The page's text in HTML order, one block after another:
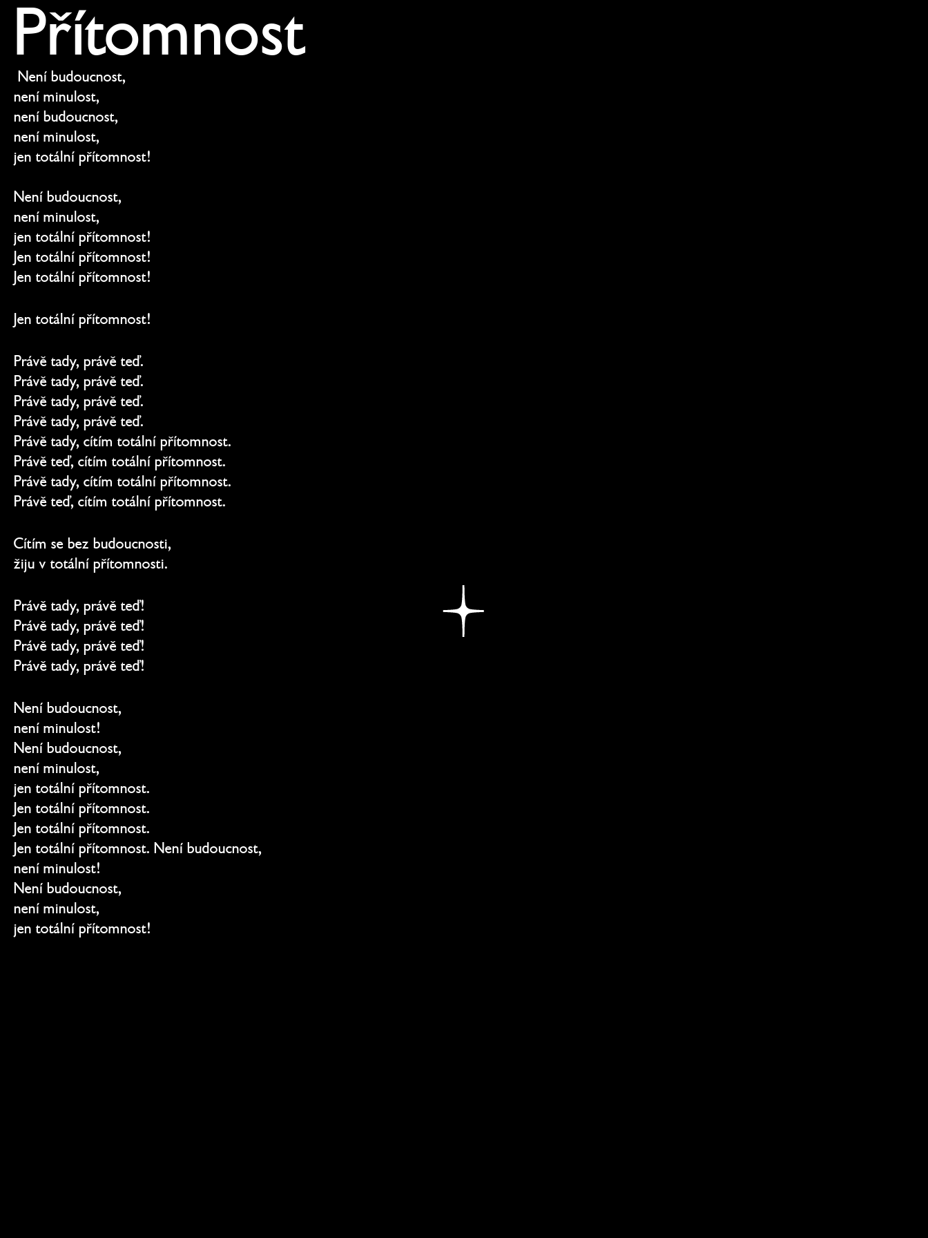
Přítomnost
Není budoucnost,
není minulost,
není budoucnost,
není minulost,
jen totální přítomnost!
Není budoucnost,
není minulost,
jen totální přítomnost!
Jen totální přítomnost!
Jen totální přítomnost!
Jen totální přítomnost!
Právě tady, právě teď.
Právě tady, právě teď.
Právě tady, právě teď.
Právě tady, právě teď.
Právě tady, cítím totální přítomnost.
Právě teď, cítím totální přítomnost.
Právě tady, cítím totální přítomnost.
Právě teď, cítím totální přítomnost.
Cítím se bez budoucnosti,
žiju v totální přítomnosti.
Právě tady, právě teď!
Právě tady, právě teď!
Právě tady, právě teď!
Právě tady, právě teď!
Není budoucnost,
není minulost!
Není budoucnost,
není minulost,
jen totální přítomnost.
Jen totální přítomnost.
Jen totální přítomnost.
Jen totální přítomnost. Není budoucnost,
není minulost!
Není budoucnost,
není minulost,
jen totální přítomnost!